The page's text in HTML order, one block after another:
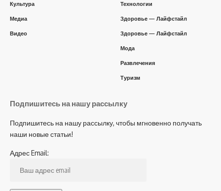
Культура
Медиа
Видео
Технологии
Здоровье — Лайфстайл
Здоровье — Лайфстайл
Мода
Развлечения
Туризм
Подпишитесь на нашу рассылку
Подпишитесь на нашу рассылку, чтобы мгновенно получать
наши новые статьи!
Адрес Email: